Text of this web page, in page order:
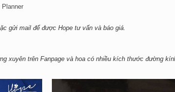
gửi mail để được Hope tư vấn và báo giá.
xuyên trên Fanpage và hoa có nhiều kích thước đường